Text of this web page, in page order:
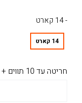
- 14 קארט
14 קארט
חריטה עד 10 תווים +